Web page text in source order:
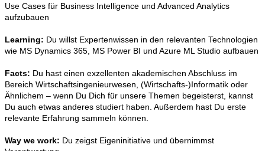
Use Cases für Business Intelligence und Advanced Analytics
aufzubauen
Learning: Du willst Expertenwissen in den relevanten Technologien
wie MS Dynamics 365, MS Power BI und Azure ML Studio aufbauen
Facts: Du hast einen exzellenten akademischen Abschluss im
Bereich Wirtschaftsingenieurwesen, (Wirtschafts-)Informatik oder
Ähnlichem – wenn Du Dich für unsere Themen begeisterst, kannst
Du auch etwas anderes studiert haben. Außerdem hast Du erste
relevante Erfahrung sammeln können.
Way we work: Du zeigst Eigeninitiative und übernimmst